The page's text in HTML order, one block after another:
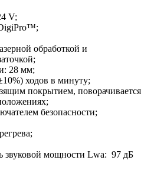
V;
обработкой и
28 мм;
ходов в минуту;
покрытием, поворачивается
безопасности;
звуковой мощности Lwa: 97 дБ